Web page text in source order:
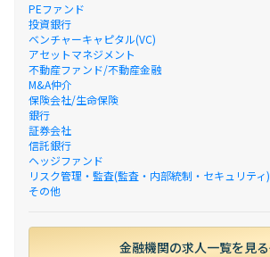
PEファンド
投資銀行
ベンチャーキャピタル(VC)
アセットマネジメント
不動産ファンド/不動産金融
M&A仲介
保険会社/生命保険
銀行
証券会社
信託銀行
ヘッジファンド
リスク管理・監査(監査・内部統制・セキュリティ)
その他
金融機関の求人一覧を見る